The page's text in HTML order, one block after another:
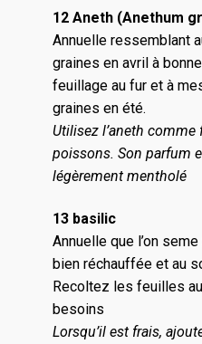
12 Aneth (Anethum
Annuelle ressemblant
graines en avril à
feuillage au fur et à
graines en été.
Utilisez l’aneth
poissons. Son parfum
légèrement mentholé
13 basilic
Annuelle que l’on
bien réchauffée et au
Recoltez les feuilles
besoins
Lorsqu’il est frais,